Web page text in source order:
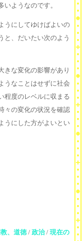
ようなのです。
うにしてゆけばよいの
と、だいたい次のよう
な変化の影響があり
うなことはせずに社会
程度のレベルに収まる
々の変化の状況を確認
うにした方がよいとい
、道徳/ 政治/ 現在の